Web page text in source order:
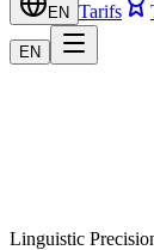
EN Tarifs
EN
Linguistic